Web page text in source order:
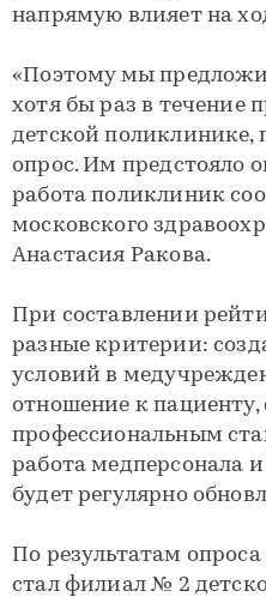
напрямую влияет на
«Поэтому мы
хотя бы раз в течение
детской поликлинике,
опрос. Им предстояло
работа поликлиник
московского
Анастасия Ракова.
При составлении
разные критерии:
условий в
отношение к пациенту,
профессиональным
работа медперсонала
будет регулярно
По результатам
стал филиал № 2